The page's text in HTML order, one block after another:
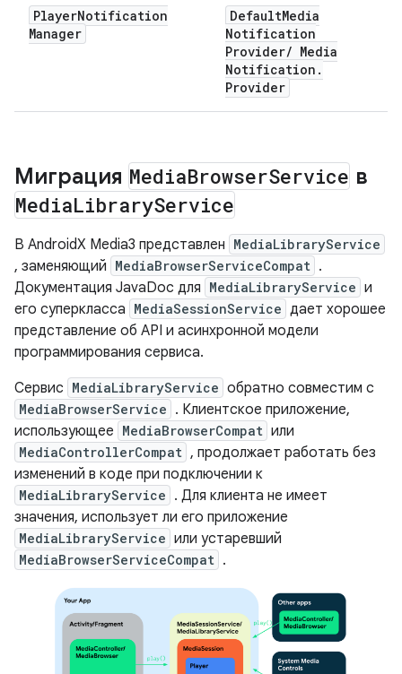
PlayerNotification
Manager
DefaultMedia
Notification
Provider/ Media
Notification .
Provider
Миграция MediaBrowserService в
MediaLibraryService
В AndroidX Media3 представлен MediaLibraryService
, заменяющий MediaBrowserServiceCompat .
Документация JavaDoc для MediaLibraryService и
его суперкласса MediaSessionService дает хорошее
представление об API и асинхронной модели
программирования сервиса.
Сервис MediaLibraryService обратно совместим с
MediaBrowserService . Клиентское приложение,
использующее MediaBrowserCompat или
MediaControllerCompat , продолжает работать без
изменений в коде при подключении к
MediaLibraryService . Для клиента не имеет
значения, использует ли его приложение
MediaLibraryService или устаревший
MediaBrowserServiceCompat .